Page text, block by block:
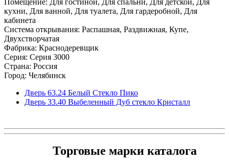
кухни, Для ванной, Для туалета, Для гардеробной, Для
кабинета
Система открывания: Распашная, Раздвижная, Купе,
Двухстворчатая
Фабрика: Краснодеревщик
Серия: Серия 3000
Страна: Россия
Город: Челябинск
Дверь 63.24 Белый Стекло Пико
Дверь 33.40 Выбеленный Дуб стекло Кристалл
Торговые марки каталога